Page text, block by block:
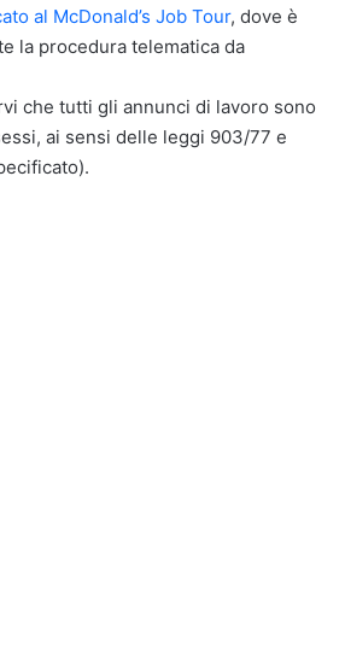
al McDonald’s Job Tour, dove è
la procedura telematica da
che tutti gli annunci di lavoro sono
ai sensi delle leggi 903/77 e